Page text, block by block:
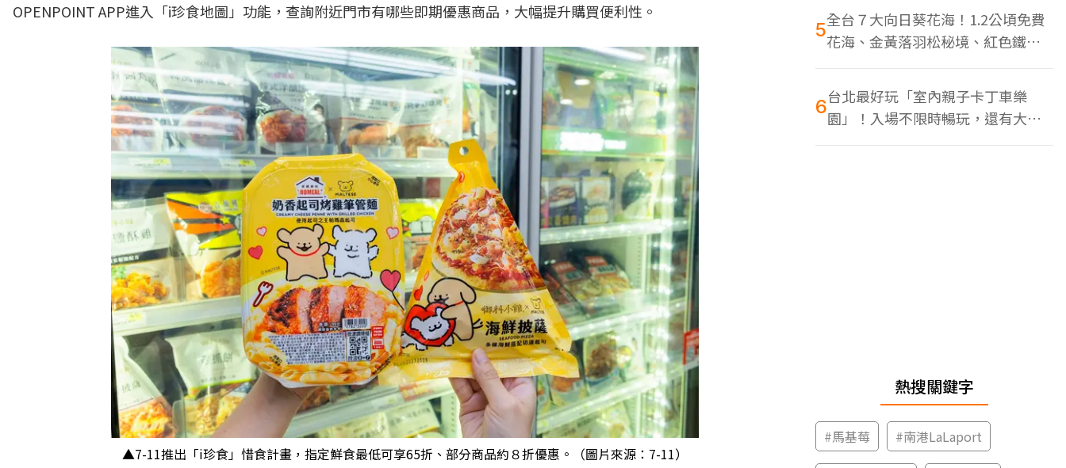
OPENPOINT APP進入「i珍食地圖」功能，查詢附近門市有哪些即期優惠商品，大幅提升購買便利性。
▲7-11推出「i珍食」惜食計畫，指定鮮食最低可享65折、部分商品約８折優惠。（圖片來源：7-11）
5全台７大向日葵花海！1.2公頃免費
花海、金黃落羽松秘境、紅色鐵橋
同框
6台北最好玩「室內親子卡丁車樂
園」！入場不限時暢玩，還有大螢
幕Switch遊戲區
熱搜關鍵字
#馬基莓 #南港LaLaport